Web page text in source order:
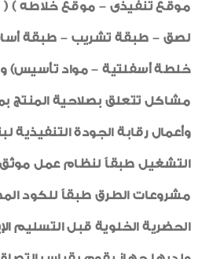
موقع تنفيذى – موقع خلاطه )
لصق – طبقة تشريب – طبقة
خلطة أسفلتية – مواد تأسيس)
مشاكل تتعلق بصلاحية المنتج
وأعمال رقابة الجودة التنفيذية
التشغيل طبقاً لنظام عمل موثق
مشروعات الطرق طبقاً للكود
الحضرية الخلوية قبل التسليم